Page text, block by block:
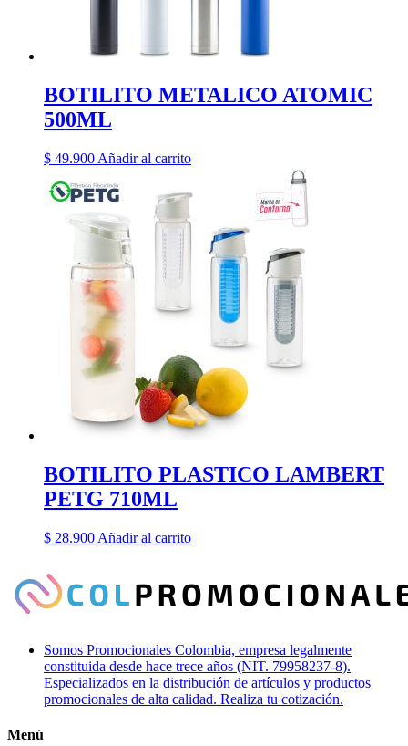
BOTILITO METALICO ATOMIC
500ML
$ 49.900 Añadir al carrito
BOTILITO PLASTICO LAMBERT
PETG 710ML
$ 28.900 Añadir al carrito
Somos Promocionales Colombia, empresa legalmente
constituida desde hace trece años (NIT. 79958237-8).
Especializados en la distribución de artículos y productos
promocionales de alta calidad. Realiza tu cotización.
Menú